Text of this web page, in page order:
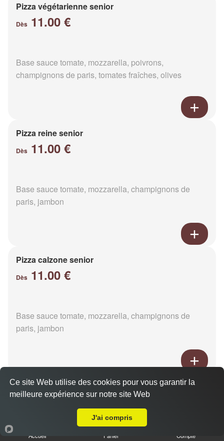
Pizza végétarienne senior
Dès 11.00 €
Base sauce tomate, mozzarella, poivrons,
champignons de paris, tomates fraîches, olives
Pizza reine senior
Dès 11.00 €
Base sauce tomate, mozzarella, champignons de
paris, jambon
Pizza calzone senior
Dès 11.00 €
Base sauce tomate, mozzarella, champignons de
paris, jambon
Pizza 4 fromages senior
11.00 €
Accueil Panier Compte
Ce site Web utilise des cookies pour vous garantir la
meilleure expérience sur notre site Web
J'ai compris